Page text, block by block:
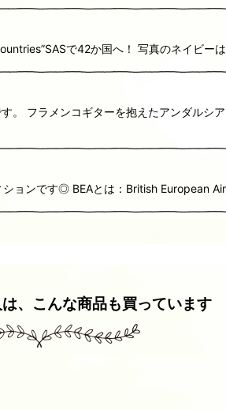
で42か国へ！ 写真のネイビー
フラメンコギターを抱えたアンダルシ
ョンです◎ BEAとは：British European
、こんな商品も買っています